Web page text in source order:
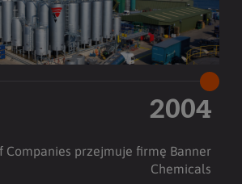
2004
Companies przejmuje firmę Banner
Chemicals